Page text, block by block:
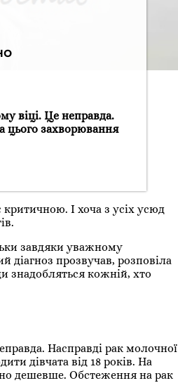
віці. Це неправда.
цього захворювання
І хоча з усіх усюд
завдяки уважному
діагноз прозвучав, розповіла
знадобляться кожній, хто
Насправді рак молочної
дівчата від 18 років. На
дешевше. Обстеження на рак